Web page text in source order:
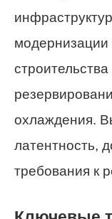
модернизации
охлаждения.
латентность,
требования к